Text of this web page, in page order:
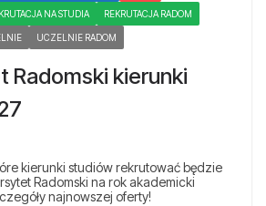
NA STUDIA REKRUTACJA RADOM
UCZELNIE RADOM
Radomski kierunki
kierunki studiów rekrutować będzie
Radomski na rok akademicki
najnowszej oferty!